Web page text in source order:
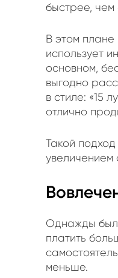
быстрее, чем
В этом плане
использует
основном,
выгодно
в стиле: «15
отлично
Такой
Однажды
платить
меньше.